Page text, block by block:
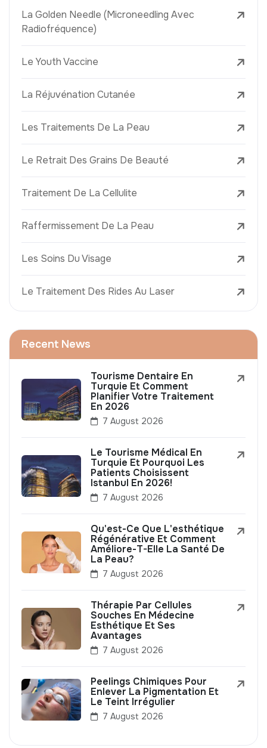
La Golden Needle (Microneedling Avec
Radiofréquence)
Le Youth Vaccine
La Réjuvénation Cutanée
Les Traitements De La Peau
Le Retrait Des Grains De Beauté
Traitement De La Cellulite
Raffermissement De La Peau
Les Soins Du Visage
Le Traitement Des Rides Au Laser
Recent News
Tourisme Dentaire En
Turquie Et Comment
Planifier Votre Traitement
En 2026
7 August 2026
Le Tourisme Médical En
Turquie Et Pourquoi Les
Patients Choisissent
Istanbul En 2026!
7 August 2026
Qu'est-Ce Que L'esthétique
Régénérative Et Comment
Améliore-T-Elle La Santé De
La Peau?
7 August 2026
Thérapie Par Cellules
Souches En Médecine
Esthétique Et Ses
Avantages
7 August 2026
Peelings Chimiques Pour
Enlever La Pigmentation Et
Le Teint Irrégulier
7 August 2026